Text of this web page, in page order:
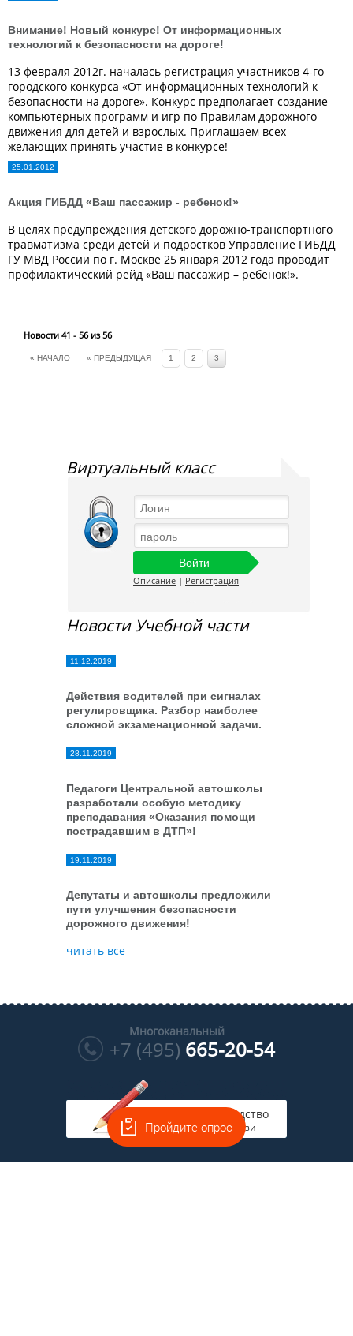
Внимание! Новый конкурс! От информационных
технологий к безопасности на дороге!
13 февраля 2012г. началась регистрация участников 4-го
городского конкурса «От информационных технологий к
безопасности на дороге». Конкурс предполагает создание
компьютерных программ и игр по Правилам дорожного
движения для детей и взрослых. Приглашаем всех
желающих принять участие в конкурсе!
25.01.2012
Акция ГИБДД «Ваш пассажир - ребенок!»
В целях предупреждения детского дорожно-транспортного
травматизма среди детей и подростков Управление ГИБДД
ГУ МВД России по г. Москве 25 января 2012 года проводит
профилактический рейд «Ваш пассажир – ребенок!».
Новости 41 - 56 из 56
« НАЧАЛО « ПРЕДЫДУЩАЯ 1 2 3
Виртуальный класс
Описание | Регистрация
Новости Учебной части
11.12.2019
Действия водителей при сигналах
регулировщика. Разбор наиболее
сложной экзаменационной задачи.
28.11.2019
Педагоги Центральной автошколы
разработали особую методику
преподавания «Оказания помощи
пострадавшим в ДТП»!
19.11.2019
Депутаты и автошколы предложили
пути улучшения безопасности
дорожного движения!
читать все
Многоканальный
+7 (495) 665-20-54
Руководство
на связи
Пройдите опрос